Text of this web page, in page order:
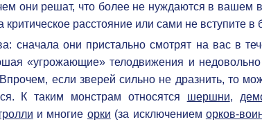
они решат, что более не нуждаются в вашем
расстояние или сами не вступите в
сначала они пристально смотрят на вас в
«угрожающие» телодвижения и
если зверей сильно не дразнить, то
К таким монстрам относятся шершни,
и многие орки (за исключением орков-